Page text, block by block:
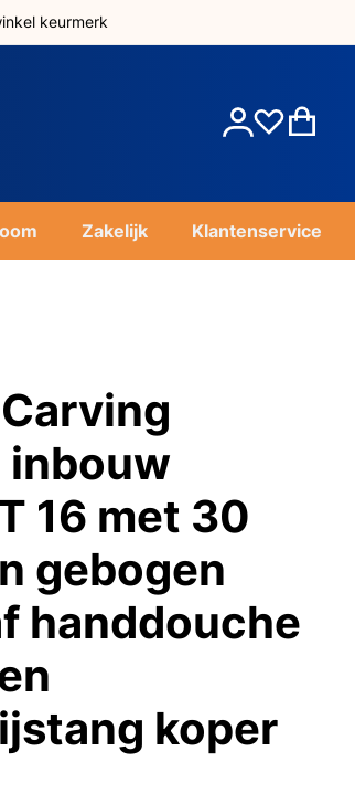
keurmerk
Account
Zakelijk Klantenservice
16 met 30
gebogen
handdouche
koper